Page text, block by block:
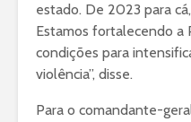
estado. De 2023 para
Estamos fortalecendo a
condições para
violência”, disse.
Para o comandante-